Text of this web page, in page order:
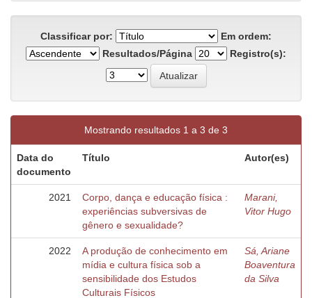
Classificar por:
Em ordem:
Resultados/Página
Registro(s):
Mostrando resultados 1 a 3 de 3
Data do
documento
Título Autor(es)
2021
Corpo, dança e educação física :
experiências subversivas de
gênero e sexualidade?
Marani,
Vitor Hugo
2022
A produção de conhecimento em
mídia e cultura física sob a
sensibilidade dos Estudos
Culturais Físicos
Sá, Ariane
Boaventura
da Silva